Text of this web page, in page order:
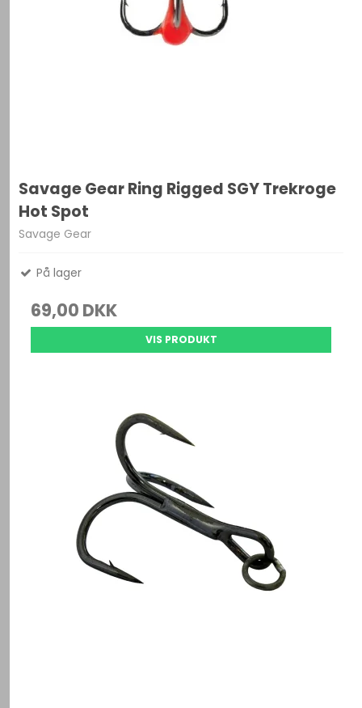
Savage Gear Ring Rigged SGY Trekroge
Hot Spot
Savage Gear
På lager
69,00 DKK
VIS PRODUKT